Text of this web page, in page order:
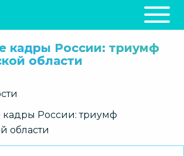
кадры России: триумф
области
России: триумф
области